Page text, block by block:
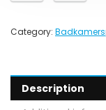
Category:
Description